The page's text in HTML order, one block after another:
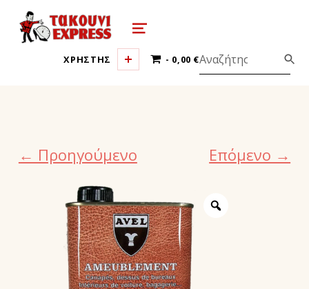
τακούνι εξπρές αθήνα-takoyni
MENU
ΧΡΗΣΤΗΣ
0 ΠΡΟΪΌΝΤΑ
0,00 €
← Προηγούμενο Επόμενο →